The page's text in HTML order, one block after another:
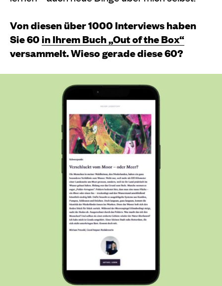
Von diesen über 1000 Interviews haben
Sie 60 in Ihrem Buch „Out of the Box“
versammelt. Wieso gerade diese 60?